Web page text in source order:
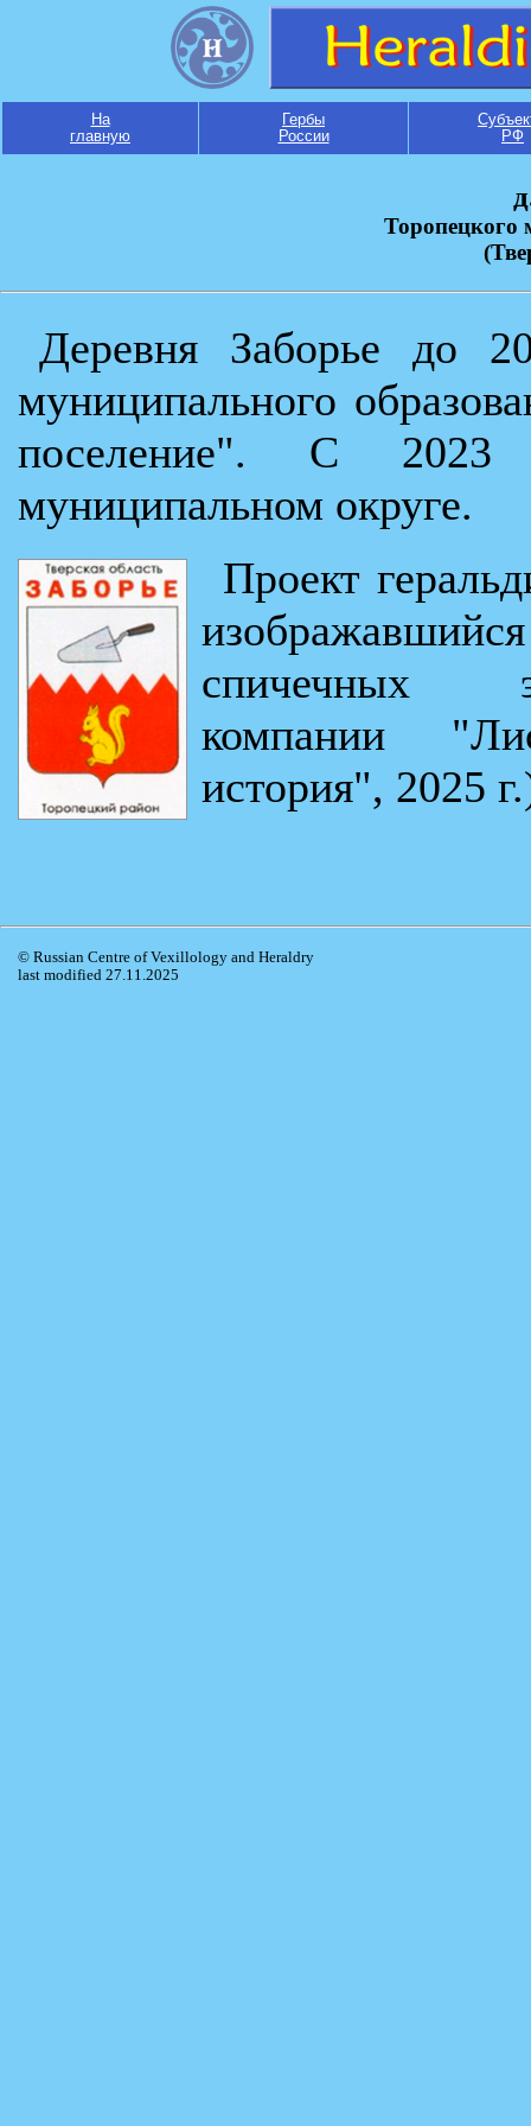
На
главную
Гербы
России
РФ
Торопецкого
Деревня Заборье до
муниципального
поселение". С
муниципальном округе.
Проект
спичечных
компании
история", 2025
© Russian Centre of Vexillology and Heraldry
last modified 27.11.2025